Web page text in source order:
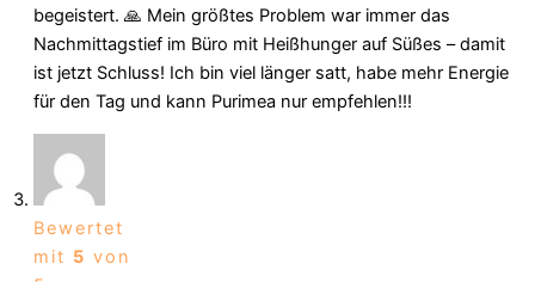
begeistert. 🙏 Mein größtes Problem war immer das
Nachmittagstief im Büro mit Heißhunger auf Süßes – damit
ist jetzt Schluss! Ich bin viel länger satt, habe mehr Energie
für den Tag und kann Purimea nur empfehlen!!!
Bewertet
mit 5 von